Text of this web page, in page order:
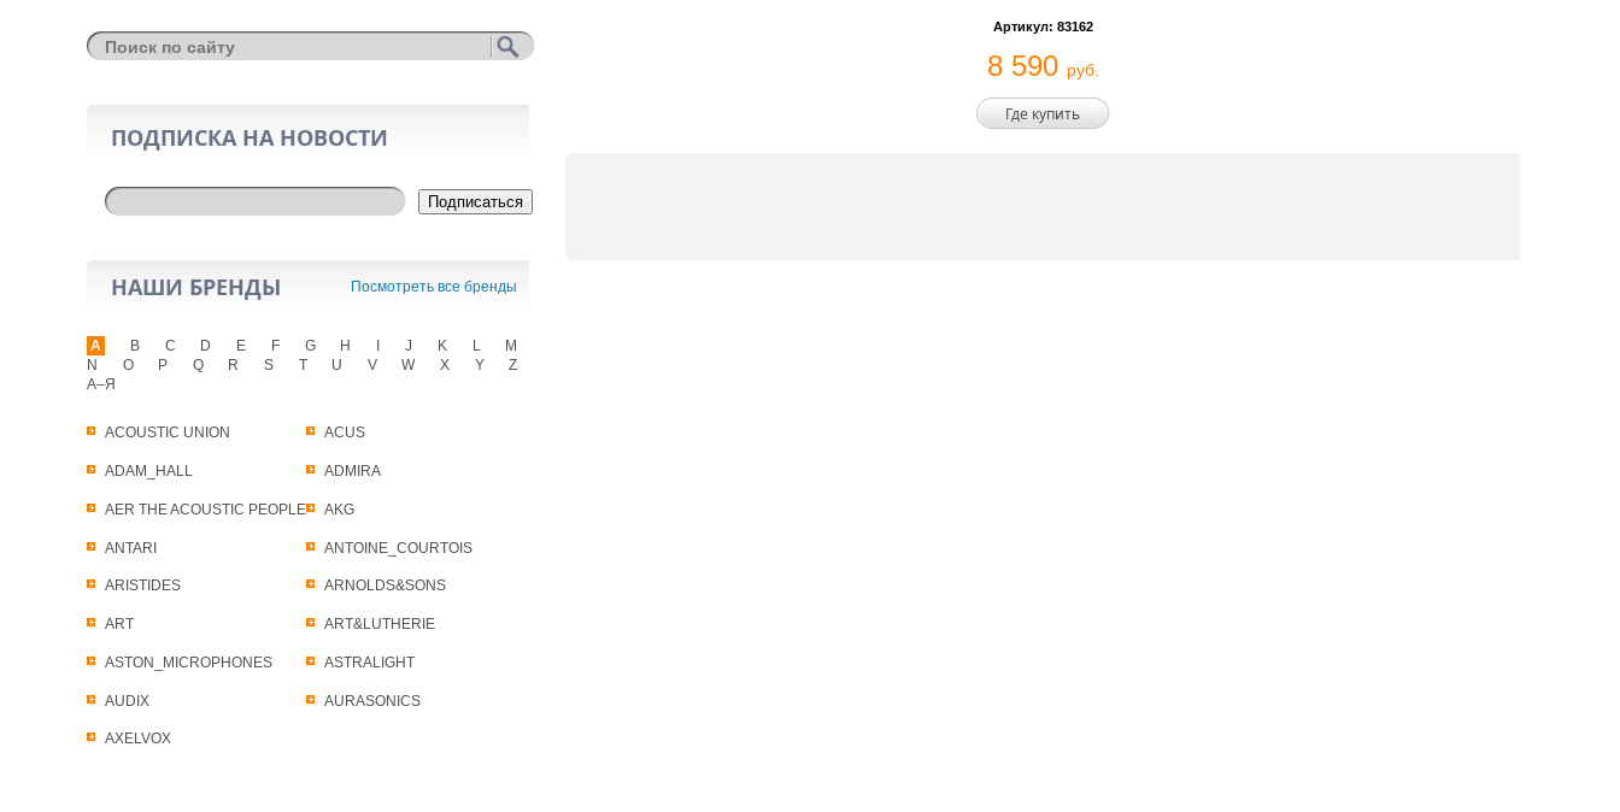
ПОДПИСКА НА НОВОСТИ
Подписаться
НАШИ БРЕНДЫ Посмотреть все бренды
A
ACOUSTIC UNION ACUS
ADAM_HALL ADMIRA
AER THE ACOUSTIC PEOPLE AKG
ANTARI ANTOINE_COURTOIS
ARISTIDES ARNOLDS&SONS
ART ART&LUTHERIE
ASTON_MICROPHONES ASTRALIGHT
AUDIX AURASONICS
AXELVOX
B C D E F G H J K L
M
N
O P Q R S T U V W X Y
Z
А–Я
Артикул: 83162
8 590 руб.
Где купить